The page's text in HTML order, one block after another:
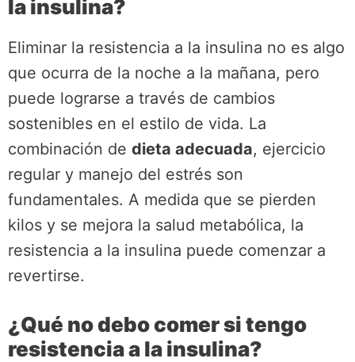
la insulina?
Eliminar la resistencia a la insulina no es algo
que ocurra de la noche a la mañana, pero
puede lograrse a través de cambios
sostenibles en el estilo de vida. La
combinación de dieta adecuada, ejercicio
regular y manejo del estrés son
fundamentales. A medida que se pierden
kilos y se mejora la salud metabólica, la
resistencia a la insulina puede comenzar a
revertirse.
¿Qué no debo comer si tengo
resistencia a la insulina?